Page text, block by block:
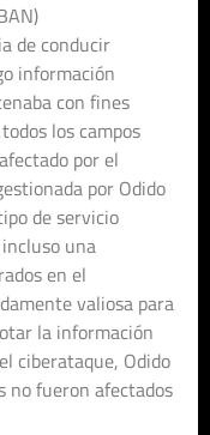
de conducir
información
con fines
los campos
por el
por Odido
de servicio
una
en el
valiosa para
la información
ciberataque, Odido
no fueron afectados